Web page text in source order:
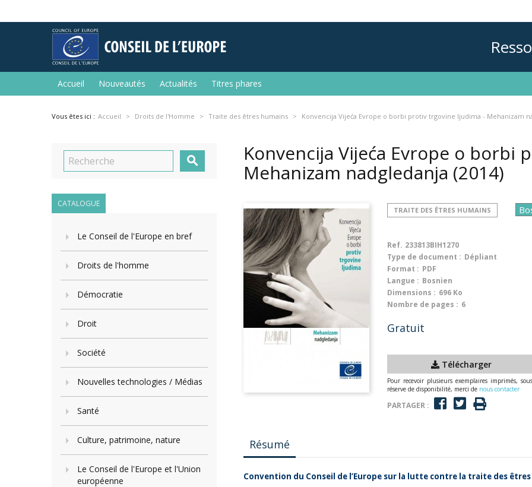
Accueil Nouveautés Actualités Titres phares
Vous êtes ici : Accueil Droits de l'Homme Traite des êtres humains Konvencija Vijeća Evrope o borbi protiv trgovine ljudima - Mehanizam

CATALOGUE
Le Conseil de l'Europe en bref
Droits de l'homme
Démocratie
Droit
Société
Nouvelles technologies / Médias
Santé
Culture, patrimoine, nature
Le Conseil de l'Europe et l'Union
européenne
Konvencija Vijeća Evrope o borbi
Mehanizam nadgledanja (2014)
TRAITE DES ÊTRES HUMAINS
Ref. 233813BIH1270
Type de document : Dépliant
Format : PDF
Langue : Bosnien
Dimensions : 696 Ko
Nombre de pages : 6
Gratuit
Télécharger
Pour recevoir plusieurs exemplaires imprimés, sous
réserve de disponibilité, merci de nous contacter
PARTAGER :
Résumé
Convention du Conseil de l’Europe sur la lutte contre la traite des